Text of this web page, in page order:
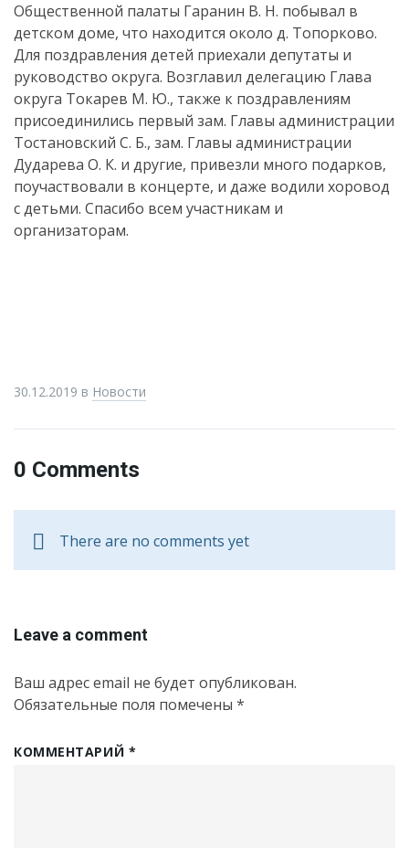
Общественной палаты Гаранин В. Н. побывал в
детском доме, что находится около д. Топорково.
Для поздравления детей приехали депутаты и
руководство округа. Возглавил делегацию Глава
округа Токарев М. Ю., также к поздравлениям
присоединились первый зам. Главы администрации
Тостановский С. Б., зам. Главы администрации
Дударева О. К. и другие, привезли много подарков,
поучаствовали в концерте, и даже водили хоровод
с детьми. Спасибо всем участникам и
организаторам.
30.12.2019 в Новости
0 Comments
There are no comments yet
Leave a comment
Ваш адрес email не будет опубликован.
Обязательные поля помечены *
КОММЕНТАРИЙ *